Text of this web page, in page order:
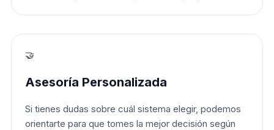
🤝
Asesoría Personalizada
Si tienes dudas sobre cuál sistema elegir, podemos
orientarte para que tomes la mejor decisión según